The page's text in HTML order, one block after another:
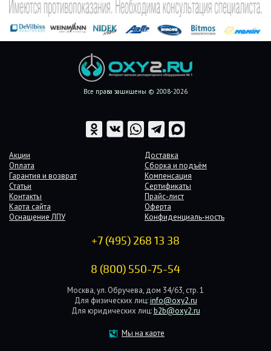
Все права защищены © 2008-2026
Акции
Доставка
Оплата
Сборка и подъём
Гарантия и возврат
Компенсация
Статьи
Сертификаты
Контакты
Прайс-лист
Карта сайта
Оферта
Оснащение ЛПУ
Конфиденциаль-ность
+7 (495) 268 13 38
8 (800) 550-75-54
Москва, ул. Обручева, дом 34/63, стр. 1
Для физических лиц: info@oxy2.ru
Для юридических лиц: b2b@oxy2.ru
Мы на карте